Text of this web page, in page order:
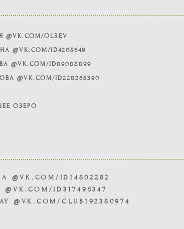
OLREV
@VK.COM/ID4205649
@VK.COM/ID89088899
@VK.COM/ID228265390
ОЗЕРО
ID14802282
ID317495347
@VK.COM/CLUB192380974